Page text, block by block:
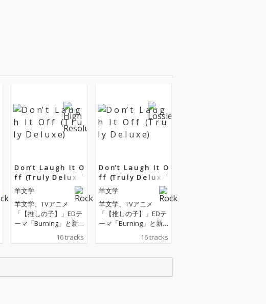
D o n’ t ‌ ‌ ‌L a u g h ‌ ‌ ‌I t ‌ ‌ ‌O
f f ‌ ‌ (T r u l y ‌ ‌D e l u x e)
羊文学
羊文学、TVアニメ
「【推しの子】」EDテ
ーマ「Burning」と新
曲「そのとき」のRemi
xを収録した最新アル
16 tracks
D o n’ t ‌ ‌ ‌L a u g h ‌ ‌ ‌I t ‌ ‌ ‌O
f f ‌ ‌ (T r u l y ‌ ‌D e l u x e)
羊文学
羊文学、TVアニメ
「【推しの子】」EDテ
ーマ「Burning」と新
曲「そのとき」のRemi
xを収録した最新アル
16 tracks